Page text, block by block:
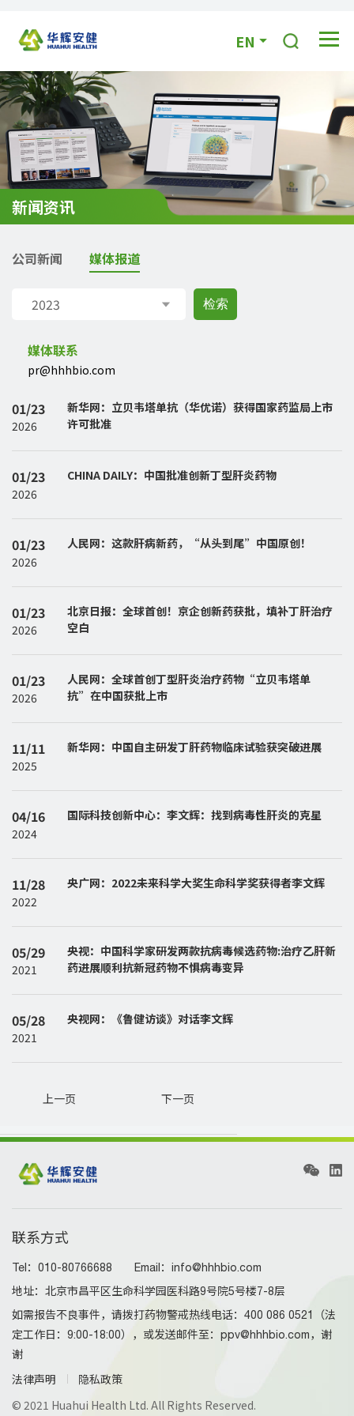
EN
新闻资讯
公司新闻 媒体报道
2023
媒体联系
pr@hhhbio.com
01/23
2026
新华网：立贝韦塔单抗（华优诺）获得国家药监局上市
许可批准
01/23
2026
CHINA DAILY：中国批准创新丁型肝炎药物
01/23
2026
人民网：这款肝病新药，“从头到尾”中国原创！
01/23
2026
北京日报：全球首创！京企创新药获批，填补丁肝治疗
空白
01/23
2026
人民网：全球首创丁型肝炎治疗药物“立贝韦塔单
抗”在中国获批上市
11/11
2025
新华网：中国自主研发丁肝药物临床试验获突破进展
04/16
2024
国际科技创新中心：李文辉：找到病毒性肝炎的克星
11/28
2022
央广网：2022未来科学大奖生命科学奖获得者李文辉
05/29
2021
央视：中国科学家研发两款抗病毒候选药物:治疗乙肝新
药进展顺利抗新冠药物不惧病毒变异
05/28
2021
央视网：《鲁健访谈》对话李文辉
上一页 下一页
联系方式
Tel：010-80766688 Email：info@hhhbio.com
地址：北京市昌平区生命科学园医科路9号院5号楼7-8层
如需报告不良事件，请拨打药物警戒热线电话：400 086 0521（法
定工作日：9:00-18:00），或发送邮件至：ppv@hhhbio.com，谢
谢
法律声明
隐私政策
© 2021 Huahui Health Ltd. All Rights Reserved.